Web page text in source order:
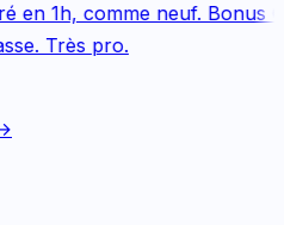
1h, comme neuf. Bonus
Très pro.